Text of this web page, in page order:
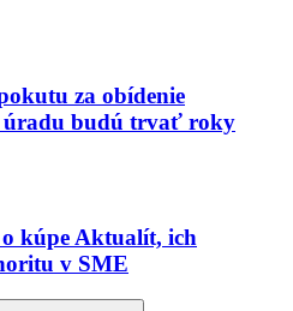
za obídenie
úradu budú trvať roky
kúpe Aktualít, ich
v SME